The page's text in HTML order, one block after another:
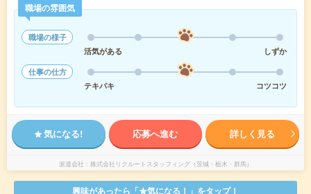
職場の雰囲気
職場の様子
活気がある
しずか
仕事の仕方
テキパキ
コツコツ
気になる! 応募へ進む 詳しく見る
派遣会社 株式会社リクルートスタッフィング（茨城・栃木・群馬）
興味があったら「★気になる！」をタップ！